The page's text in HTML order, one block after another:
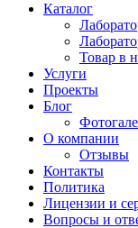
Каталог
Товар в
Услуги
Проекты
Блог
О компании
Отзывы
Контакты
Политика
Лицензии и
Вопросы и